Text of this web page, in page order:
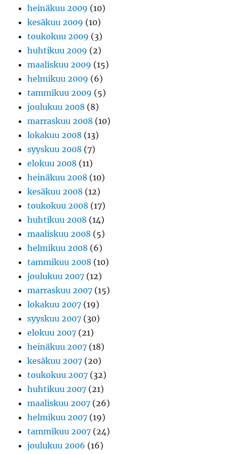
heinäkuu 2009 (10)
kesäkuu 2009 (10)
toukokuu 2009 (3)
huhtikuu 2009 (2)
maaliskuu 2009 (15)
helmikuu 2009 (6)
tammikuu 2009 (5)
joulukuu 2008 (8)
marraskuu 2008 (10)
lokakuu 2008 (13)
syyskuu 2008 (7)
elokuu 2008 (11)
heinäkuu 2008 (10)
kesäkuu 2008 (12)
toukokuu 2008 (17)
huhtikuu 2008 (14)
maaliskuu 2008 (5)
helmikuu 2008 (6)
tammikuu 2008 (10)
joulukuu 2007 (12)
marraskuu 2007 (15)
lokakuu 2007 (19)
syyskuu 2007 (30)
elokuu 2007 (21)
heinäkuu 2007 (18)
kesäkuu 2007 (20)
toukokuu 2007 (32)
huhtikuu 2007 (21)
maaliskuu 2007 (26)
helmikuu 2007 (19)
tammikuu 2007 (24)
joulukuu 2006 (16)